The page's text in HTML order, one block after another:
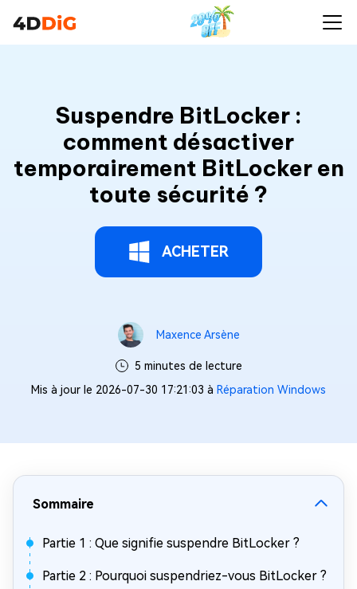
Suspendre BitLocker :
comment désactiver
temporairement BitLocker en
toute sécurité ?
ACHETER
Maxence Arsène
5 minutes de lecture
Mis à jour le 2026-07-30 17:21:03 à Réparation Windows
Sommaire
Partie 1 : Que signifie suspendre BitLocker ?
Partie 2 : Pourquoi suspendriez-vous BitLocker ?